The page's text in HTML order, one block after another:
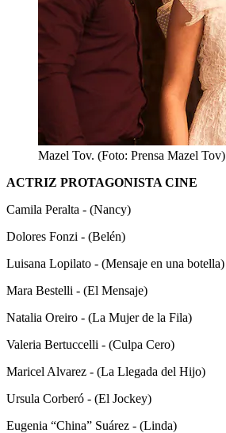
Mazel Tov. (Foto: Prensa Mazel Tov)
ACTRIZ PROTAGONISTA CINE
Camila Peralta - (Nancy)
Dolores Fonzi - (Belén)
Luisana Lopilato - (Mensaje en una botella)
Mara Bestelli - (El Mensaje)
Natalia Oreiro - (La Mujer de la Fila)
Valeria Bertuccelli - (Culpa Cero)
Maricel Alvarez - (La Llegada del Hijo)
Ursula Corberó - (El Jockey)
Eugenia “China” Suárez - (Linda)